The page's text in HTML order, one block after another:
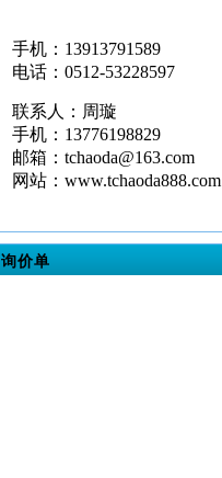
手机：13913791589
电话：0512-53228597
联系人：周璇
手机：13776198829
邮箱：tchaoda@163.com
网站：www.tchaoda888.com
询价单